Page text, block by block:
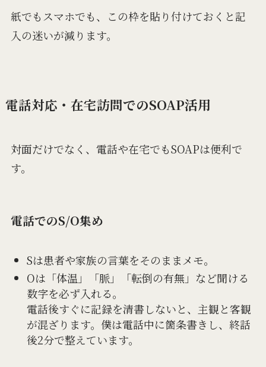
紙でもスマホでも、この枠を貼り付けておくと記
入の迷いが減ります。
電話対応・在宅訪問でのSOAP活用
対面だけでなく、電話や在宅でもSOAPは便利で
す。
電話でのS/O集め
Sは患者や家族の言葉をそのままメモ。
Oは「体温」「脈」「転倒の有無」など聞ける
数字を必ず入れる。
電話後すぐに記録を清書しないと、主観と客観
が混ざります。僕は電話中に箇条書きし、終話
後2分で整えています。